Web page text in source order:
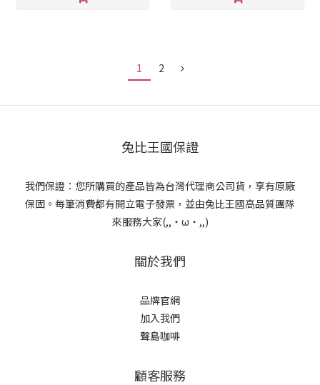
1 2
兔比王國保證
我們保證：您所購買的產品皆為台灣代理商公司貨，享有原廠
保固。每筆消費都有開立電子發票，並由兔比王國高品質團隊
來服務大家(,,・ω・,,)
關於我們
品牌官網
加入我們
聲島咖啡
顧客服務